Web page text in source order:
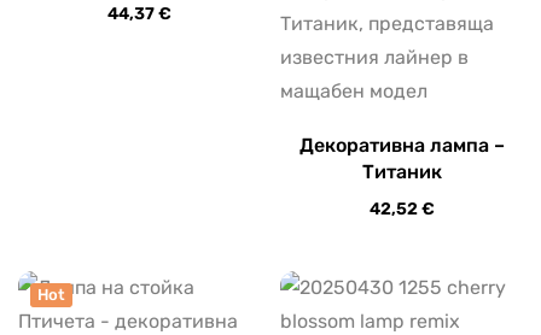
44,37€
Декоративна лампа –
Титаник
42,52€
Hot